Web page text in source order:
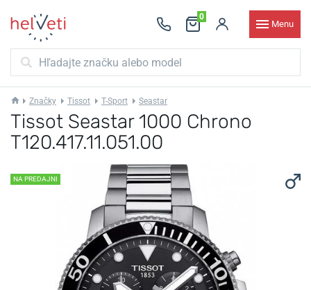
0
Menu
Značky Tissot T-Sport Seastar
Tissot Seastar 1000 Chrono
T120.417.11.051.00
NA PREDAJNI